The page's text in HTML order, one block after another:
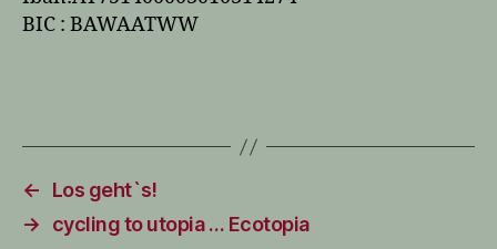
BIC : BAWAATWW
←
Los geht`s!
→
cycling to utopia … Ecotopia